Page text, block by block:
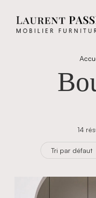
contenu
14